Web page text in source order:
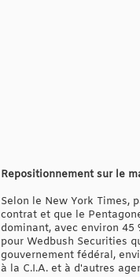
Repositionnement sur le
Selon le New York Times,
contrat et que le
dominant, avec environ
pour Wedbush Securities
gouvernement fédéral,
à la C.I.A. et à d'autres